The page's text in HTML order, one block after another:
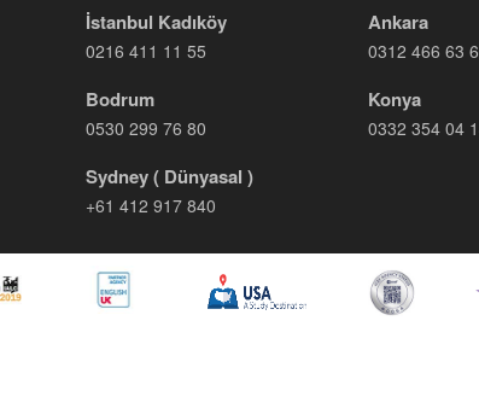
İstanbul Kadıköy
0216 411 11 55
Ankara
0312 466 63
Bodrum
0530 299 76 80
Konya
0332 354 04
Sydney ( Dünyasal )
+61 412 917 840